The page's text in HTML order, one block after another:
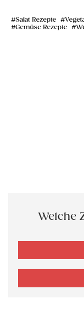
Salat Rezepte
Gemüse Rezepte
Welche